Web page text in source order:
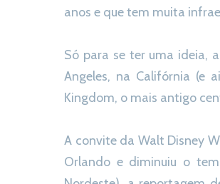
anos e que tem muita
Só para se ter uma ideia,
Angeles, na Califórnia (e
Kingdom, o mais antigo
A convite da Walt Disney
Orlando e diminuiu o